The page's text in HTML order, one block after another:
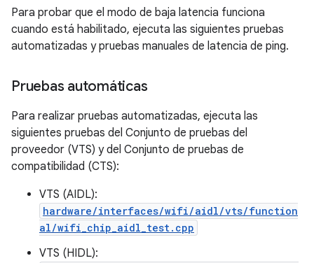
Para probar que el modo de baja latencia funciona
cuando está habilitado, ejecuta las siguientes pruebas
automatizadas y pruebas manuales de latencia de ping.
Pruebas automáticas
Para realizar pruebas automatizadas, ejecuta las
siguientes pruebas del Conjunto de pruebas del
proveedor (VTS) y del Conjunto de pruebas de
compatibilidad (CTS):
VTS (AIDL):
hardware/interfaces/wifi/aidl/vts/function
al/wifi_chip_aidl_test.cpp
VTS (HIDL):